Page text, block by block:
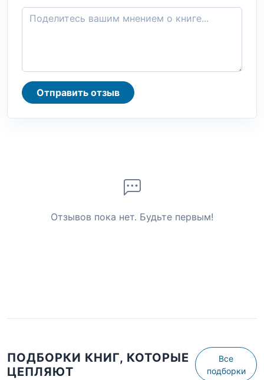
Отправить отзыв
Отзывов пока нет. Будьте первым!
ПОДБОРКИ КНИГ, КОТОРЫЕ
ЦЕПЛЯЮТ
Все
подборки